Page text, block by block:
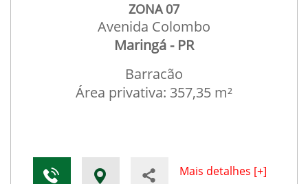
ZONA 07
Avenida Colombo
Maringá - PR
Barracão
Área privativa: 357,35 m²
Mais detalhes [+]